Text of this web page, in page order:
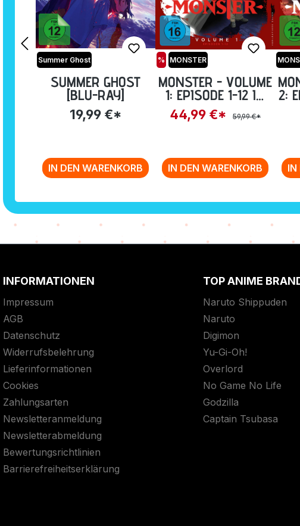
Summer Ghost
SUMMER GHOST
[BLU-RAY]
19,99 €*
IN DEN WARENKORB
% MONSTER
MONSTER - VOLUME
1: EPISODE 1-12 IM
STEELBOOK [BLU-
RAY]
44,99 €* 59,99 €*
IN DEN WARENKORB
2:
IN
INFORMATIONEN
Impressum
AGB
Datenschutz
Widerrufsbelehrung
Lieferinformationen
Cookies
Zahlungsarten
Newsletteranmeldung
Newsletterabmeldung
Bewertungsrichtlinien
Barrierefreiheitserklärung
TOP ANIME
Naruto Shippuden
Naruto
Digimon
Yu-Gi-Oh!
Overlord
No Game No Life
Godzilla
Captain Tsubasa